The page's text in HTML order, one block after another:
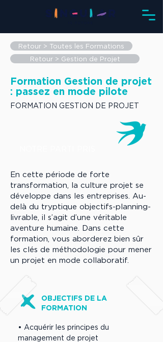
Retour > Toutes les Formations
Retour > Gestion de Projet
Formation Gestion de projet
: passez en mode pilote
FORMATION GESTION DE PROJET
En cette période de forte
transformation, la culture projet se
développe dans les entreprises. Au-
delà du tryptique objectifs-planning-
livrable, il s’agit d’une véritable
aventure humaine. Dans cette
formation, vous aborderez bien sûr
les clés de méthodologie pour mener
un projet en mode collaboratif.
OBJECTIFS DE LA
FORMATION
• Acquérir les principes du
management de projet